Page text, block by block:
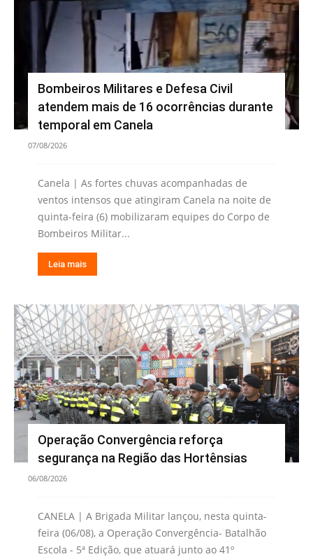
Bombeiros Militares e Defesa Civil
atendem mais de 16 ocorrências durante
temporal em Canela
07/08/2026
Canela | As fortes chuvas acompanhadas de
ventos intensos que atingiram Canela na noite de
quinta-feira (6) mobilizaram equipes do Corpo de
Bombeiros Militar...
Leia mais
Operação Convergência reforça
segurança na Região das Hortênsias
06/08/2026
CANELA | A Brigada Militar lançou, nesta quinta-
feira (06/08), a Operação Convergência- Batalhão
Escola - 5ª Edição, que atuará junto ao 41º